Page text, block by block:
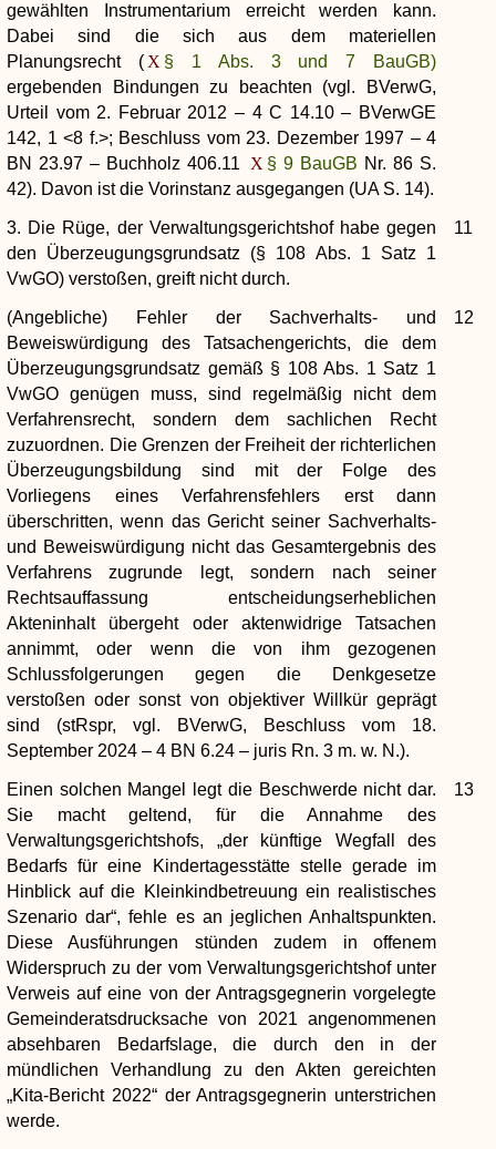
gewählten Instrumentarium erreicht werden kann.
Dabei sind die sich aus dem materiellen
Planungsrecht (
§ 1 Abs. 3 und 7 BauGB)
ergebenden Bindungen zu beachten (vgl. BVerwG,
Urteil vom 2. Februar 2012 – 4 C 14.10 – BVerwGE
142, 1 <8 f.>; Beschluss vom 23. Dezember 1997 – 4
BN 23.97 – Buchholz 406.11
§ 9 BauGB Nr. 86 S.
42). Davon ist die Vorinstanz ausgegangen (UA S. 14).
11
3. Die Rüge, der Verwaltungsgerichtshof habe gegen
den Überzeugungsgrundsatz (§ 108 Abs. 1 Satz 1
VwGO) verstoßen, greift nicht durch.
12
(Angebliche) Fehler der Sachverhalts- und
Beweiswürdigung des Tatsachengerichts, die dem
Überzeugungsgrundsatz gemäß § 108 Abs. 1 Satz 1
VwGO genügen muss, sind regelmäßig nicht dem
Verfahrensrecht, sondern dem sachlichen Recht
zuzuordnen. Die Grenzen der Freiheit der richterlichen
Überzeugungsbildung sind mit der Folge des
Vorliegens eines Verfahrensfehlers erst dann
überschritten, wenn das Gericht seiner Sachverhalts-
und Beweiswürdigung nicht das Gesamtergebnis des
Verfahrens zugrunde legt, sondern nach seiner
Rechtsauffassung entscheidungserheblichen
Akteninhalt übergeht oder aktenwidrige Tatsachen
annimmt, oder wenn die von ihm gezogenen
Schlussfolgerungen gegen die Denkgesetze
verstoßen oder sonst von objektiver Willkür geprägt
sind (stRspr, vgl. BVerwG, Beschluss vom 18.
September 2024 – 4 BN 6.24 – juris Rn. 3 m. w. N.).
13
Einen solchen Mangel legt die Beschwerde nicht dar.
Sie macht geltend, für die Annahme des
Verwaltungsgerichtshofs, „der künftige Wegfall des
Bedarfs für eine Kindertagesstätte stelle gerade im
Hinblick auf die Kleinkindbetreuung ein realistisches
Szenario dar“, fehle es an jeglichen Anhaltspunkten.
Diese Ausführungen stünden zudem in offenem
Widerspruch zu der vom Verwaltungsgerichtshof unter
Verweis auf eine von der Antragsgegnerin vorgelegte
Gemeinderatsdrucksache von 2021 angenommenen
absehbaren Bedarfslage, die durch den in der
mündlichen Verhandlung zu den Akten gereichten
„Kita-Bericht 2022“ der Antragsgegnerin unterstrichen
werde.